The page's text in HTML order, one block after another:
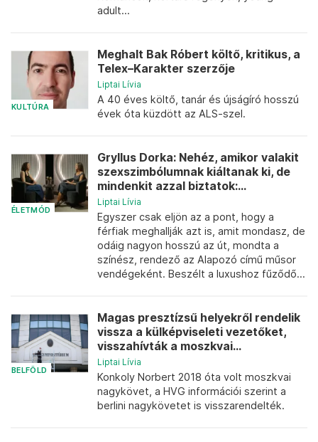
adult...
KULTÚRA
Meghalt Bak Róbert költő, kritikus, a
Telex–Karakter szerzője
Liptai Lívia
A 40 éves költő, tanár és újságíró hosszú
évek óta küzdött az ALS-szel.
ÉLETMÓD
Gryllus Dorka: Nehéz, amikor valakit
szexszimbólumnak kiáltanak ki, de
mindenkit azzal biztatok:...
Liptai Lívia
Egyszer csak eljön az a pont, hogy a
férfiak meghallják azt is, amit mondasz, de
odáig nagyon hosszú az út, mondta a
színész, rendező az Alapozó című műsor
vendégeként. Beszélt a luxushoz fűződő...
BELFÖLD
Magas presztízsű helyekről rendelik
vissza a külképviseleti vezetőket,
visszahívták a moszkvai...
Liptai Lívia
Konkoly Norbert 2018 óta volt moszkvai
nagykövet, a HVG információi szerint a
berlini nagykövetet is visszarendelték.